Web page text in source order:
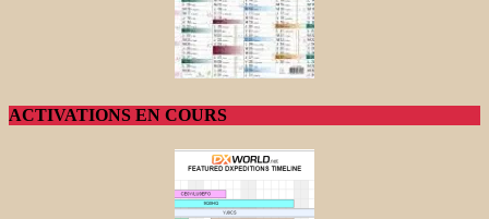
ACTIVATIONS EN COURS